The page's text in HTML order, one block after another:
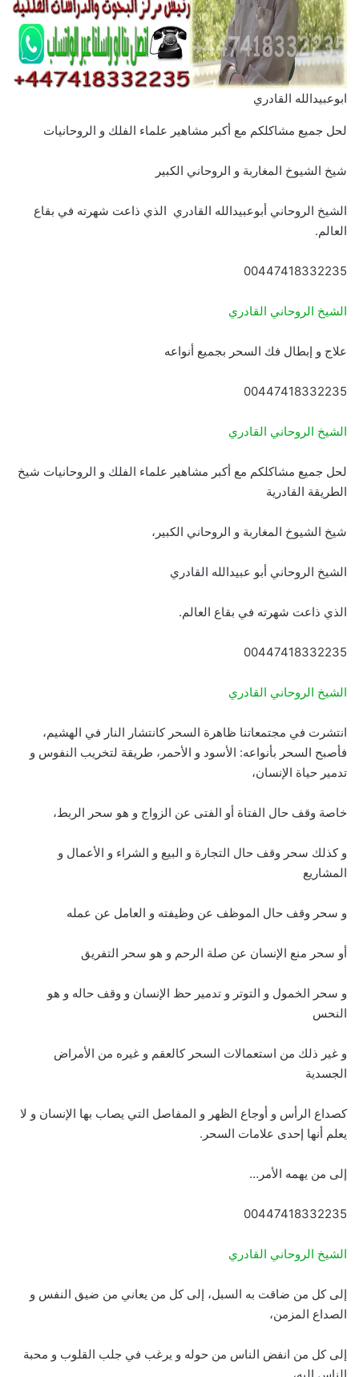
ابوعبيدالله القادري
لحل جميع مشاكلكم مع أكبر مشاهير علماء الفلك و الروحانيات
شيخ الشيوخ المغاربة و الروحاني الكبير
الشيخ الروحاني أبوعبيدالله القادري الذي ذاعت شهرته في بقاع
العالم.
00447418332235
الشيخ الروحاني القادري
علاج و إبطال فك السحر بجميع أنواعه
00447418332235
الشيخ الروحاني القادري
لحل جميع مشاكلكم مع أكبر مشاهير علماء الفلك و الروحانيات شيخ
الطريقة القادرية
شيخ الشيوخ المغاربة و الروحاني الكبير،
الشيخ الروحاني أبو عبيدالله القادري
الذي ذاعت شهرته في بقاع العالم.
00447418332235
الشيخ الروحاني القادري
انتشرت في مجتمعاتنا ظاهرة السحر كانتشار النار في الهشيم،
فأصبح السحر بأنواعه: الأسود و الأحمر، طريقة لتخريب النفوس و
تدمير حياة الإنسان،
خاصة وقف حال الفتاة أو الفتى عن الزواج و هو سحر الربط،
و كذلك سحر وقف حال التجارة و البيع و الشراء و الأعمال و
المشاريع
و سحر وقف حال الموظف عن وظيفته و العامل عن عمله
أو سحر منع الإنسان عن صلة الرحم و هو سحر التفريق
و سحر الخمول و التوتر و تدمير حظ الإنسان و وقف حاله و هو
النحس
و غير ذلك من استعمالات السحر كالعقم و غيره من الأمراض
الجسدية
كصداع الرأس و أوجاع الظهر و المفاصل التي يصاب بها الإنسان و لا
يعلم أنها إحدى علامات السحر.
إلى من يهمه الأمر…
00447418332235
الشيخ الروحاني القادري
إلى كل من ضاقت به السبل، إلى كل من يعاني من ضيق النفس و
الصداع المزمن،
إلى كل من انفض الناس من حوله و يرغب في جلب القلوب و محبة